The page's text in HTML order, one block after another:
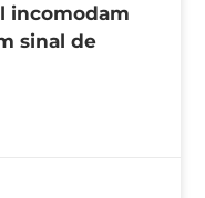
incomodam
sinal de